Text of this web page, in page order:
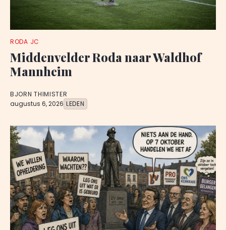
RODA JC
Middenvelder Roda naar Waldhof
Mannheim
BJORN THIMISTER
augustus 6, 2026 LEDEN